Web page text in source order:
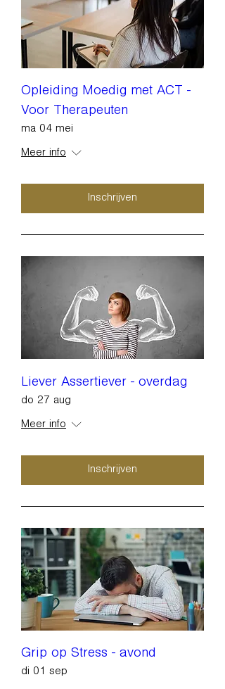
Opleiding Moedig met ACT -
Voor Therapeuten
ma 04 mei
Meer info
Inschrijven
Liever Assertiever - overdag
do 27 aug
Meer info
Inschrijven
Grip op Stress - avond
di 01 sep